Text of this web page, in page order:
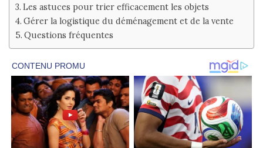
Les astuces pour trier efficacement les objets
Gérer la logistique du déménagement et de la vente
Questions fréquentes